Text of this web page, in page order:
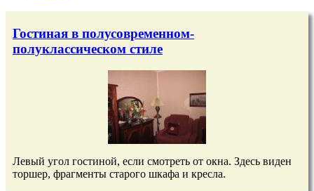
Гостиная в полусовременном-
полуклассическом стиле
Левый угол гостиной, если смотреть от окна. Здесь виден
торшер, фрагменты старого шкафа и кресла.